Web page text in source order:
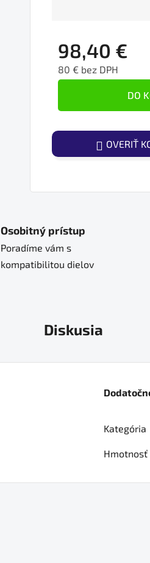
98,40 €
80 € bez DPH
DO
OVERIŤ
Osobitný prístup
Poradíme vám s
kompatibilitou dielov
Diskusia
Kategória
Hmotnosť